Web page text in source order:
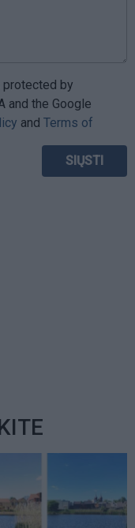
by
and the Google
and Terms of